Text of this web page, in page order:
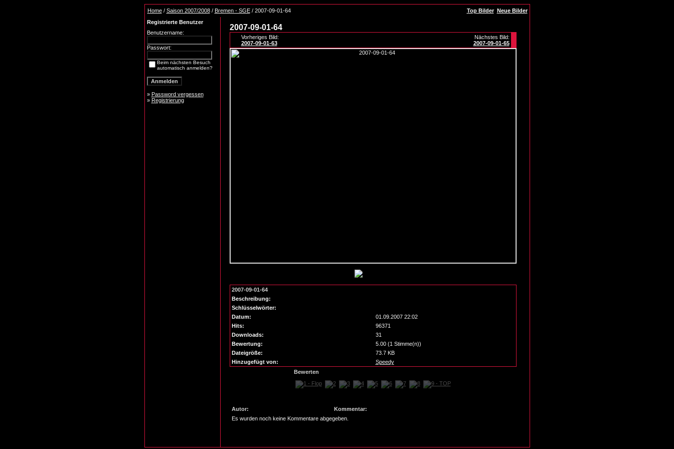
Home/ Saison 2007/2008/ Bremen - SGE/ 2007-09-01-64 Top Bilder Neue Bilder
Registrierte Benutzer
Benutzername:
Passwort:
Beim nächsten Besuch
automatisch anmelden?
» Password vergessen
» Registrierung
2007-09-01-64
Vorheriges Bild:
2007-09-01-63
Nächstes Bild:
2007-09-01-65
2007-09-01-64
Beschreibung:
Schlüsselwörter:
Datum:
01.09.2007 22:02
Hits:
96371
Downloads:
31
Bewertung:
5.00 (1 Stimme(n))
Dateigröße:
73.7 KB
Hinzugefügt von:
Speedy
Bewerten
Autor:
Kommentar:
Es wurden noch keine Kommentare abgegeben.